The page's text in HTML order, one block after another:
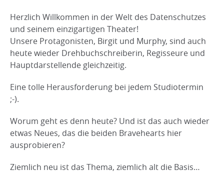
Herzlich Willkommen in der Welt des Datenschutzes
und seinem einzigartigen Theater!
Unsere Protagonisten, Birgit und Murphy, sind auch
heute wieder Drehbuchschreiberin, Regisseure und
Hauptdarstellende gleichzeitig.
Eine tolle Herausforderung bei jedem Studiotermin
;-).
Worum geht es denn heute? Und ist das auch wieder
etwas Neues, das die beiden Bravehearts hier
ausprobieren?
Ziemlich neu ist das Thema, ziemlich alt die Basis…